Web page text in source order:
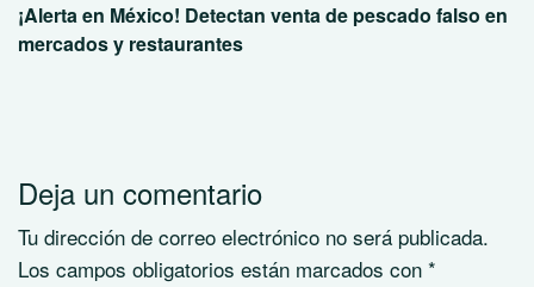
¡Alerta en México! Detectan venta de pescado falso en
mercados y restaurantes
Deja un comentario
Tu dirección de correo electrónico no será publicada.
Los campos obligatorios están marcados con *